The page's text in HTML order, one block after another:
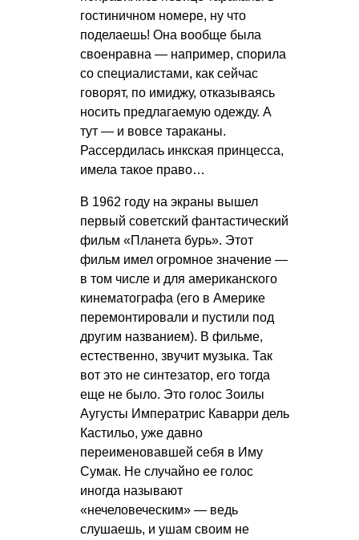
гостиничном номере, ну что
поделаешь! Она вообще была
своенравна — например, спорила
со специалистами, как сейчас
говорят, по имиджу, отказываясь
носить предлагаемую одежду. А
тут — и вовсе тараканы.
Рассердилась инкская принцесса,
имела такое право…
В 1962 году на экраны вышел
первый советский фантастический
фильм «Планета бурь». Этот
фильм имел огромное значение —
в том числе и для американского
кинематографа (его в Америке
перемонтировали и пустили под
другим названием). В фильме,
естественно, звучит музыка. Так
вот это не синтезатор, его тогда
еще не было. Это голос Зоилы
Аугусты Императрис Каварри дель
Кастильо, уже давно
переименовавшей себя в Иму
Сумак. Не случайно ее голос
иногда называют
«нечеловеческим» — ведь
слушаешь, и ушам своим не